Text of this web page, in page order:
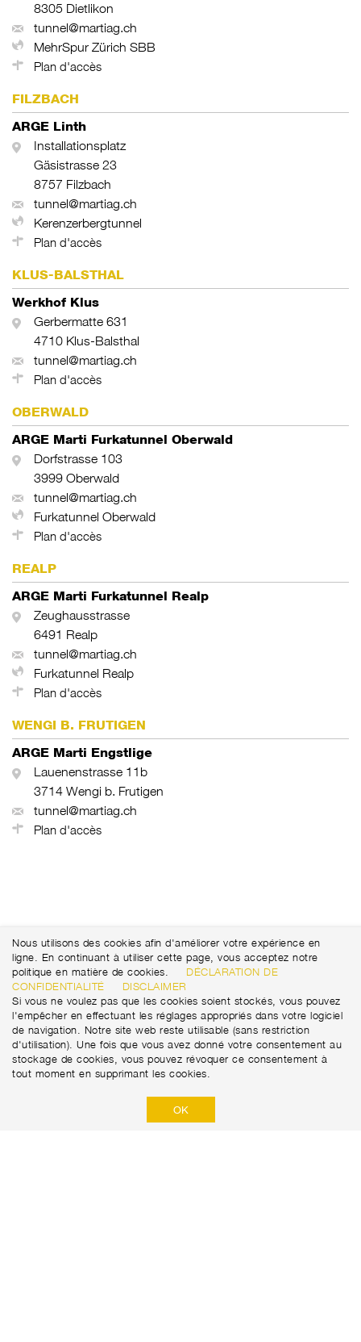
8305 Dietlikon
tunnel@martiag.ch
MehrSpur Zürich SBB
Plan d'accès
FILZBACH
ARGE Linth
Installationsplatz
Gäsistrasse 23
8757 Filzbach
tunnel@martiag.ch
Kerenzerbergtunnel
Plan d'accès
KLUS-BALSTHAL
Werkhof Klus
Gerbermatte 631
4710 Klus-Balsthal
tunnel@martiag.ch
Plan d'accès
OBERWALD
ARGE Marti Furkatunnel Oberwald
Dorfstrasse 103
3999 Oberwald
tunnel@martiag.ch
Furkatunnel Oberwald
Plan d'accès
REALP
ARGE Marti Furkatunnel Realp
Zeughausstrasse
6491 Realp
tunnel@martiag.ch
Furkatunnel Realp
Plan d'accès
WENGI B. FRUTIGEN
ARGE Marti Engstlige
Lauenenstrasse 11b
3714 Wengi b. Frutigen
tunnel@martiag.ch
Plan d'accès
Nous utilisons des cookies afin d'améliorer votre expérience en
ligne. En continuant à utiliser cette page, vous acceptez notre
politique en matière de cookies.
DÉCLARATION DE
CONFIDENTIALITÉ
DISCLAIMER
Si vous ne voulez pas que les cookies soient stockés, vous pouvez
l'empêcher en effectuant les réglages appropriés dans votre logiciel
de navigation. Notre site web reste utilisable (sans restriction
d'utilisation). Une fois que vous avez donné votre consentement au
stockage de cookies, vous pouvez révoquer ce consentement à
tout moment en supprimant les cookies.
OK